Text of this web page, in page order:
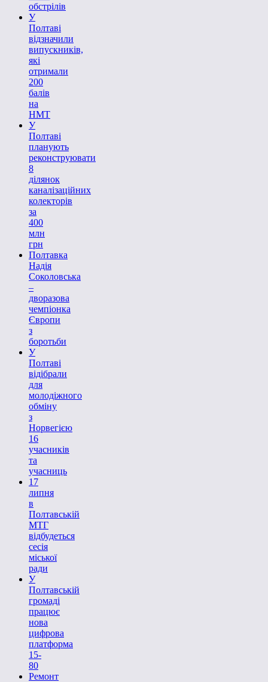
обстрілів
У
Полтаві
відзначили
випускників,
які
отримали
200
балів
на
НМТ
У
Полтаві
планують
реконструювати
8
ділянок
каналізаційних
колекторів
за
400
млн
грн
Полтавка
Надія
Соколовська
–
дворазова
чемпіонка
Європи
з
боротьби
У
Полтаві
відібрали
для
молодіжного
обміну
з
Норвегією
16
учасників
та
учасниць
17
липня
в
Полтавській
МТГ
відбудеться
сесія
міської
ради
У
Полтавській
громаді
працює
нова
цифрова
платформа
15-
80
Ремонт